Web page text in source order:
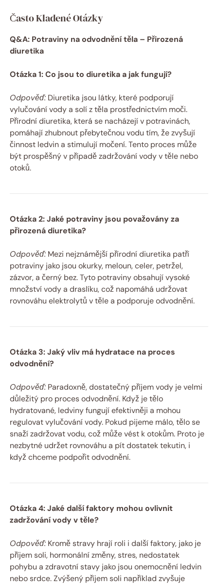
Často Kladené Otázky
Q&A: Potraviny na odvodnění těla – Přirozená
diuretika
Otázka 1: Co jsou to diuretika a jak fungují?
Odpověď: Diuretika jsou látky, které podporují
vylučování vody a solí z těla prostřednictvím moči.
Přírodní diuretika, která se nacházejí v potravinách,
pomáhají zhubnout přebytečnou vodu tím, že zvyšují
činnost ledvin a stimulují močení. Tento proces může
být prospěšný v případě zadržování vody v těle nebo
otoků.
Otázka 2: Jaké potraviny jsou považovány za
přirozená diuretika?
Odpověď: Mezi nejznámější přírodní diuretika patří
potraviny jako jsou okurky, meloun, celer, petržel,
zázvor, a černý bez. Tyto potraviny obsahují vysoké
množství vody a draslíku, což napomáhá udržovat
rovnováhu elektrolytů v těle a podporuje odvodnění.
Otázka 3: Jaký vliv má hydratace na proces
odvodnění?
Odpověď: Paradoxně, dostatečný příjem vody je velmi
důležitý pro proces odvodnění. Když je tělo
hydratované, ledviny fungují efektivněji a mohou
regulovat vylučování vody. Pokud pijeme málo, tělo se
snaží zadržovat vodu, což může vést k otokům. Proto je
nezbytné udržet rovnováhu a pít dostatek tekutin, i
když chceme podpořit odvodnění.
Otázka 4: Jaké další faktory mohou ovlivnit
zadržování vody v těle?
Odpověď: Kromě stravy hrají roli i další faktory, jako je
příjem soli, hormonální změny, stres, nedostatek
pohybu a zdravotní stavy jako jsou onemocnění ledvin
nebo srdce. Zvýšený příjem soli například zvyšuje